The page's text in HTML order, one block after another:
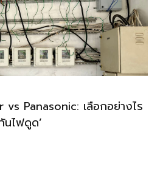
vs Panasonic: เลือกอย่างไร
นไฟดูด’